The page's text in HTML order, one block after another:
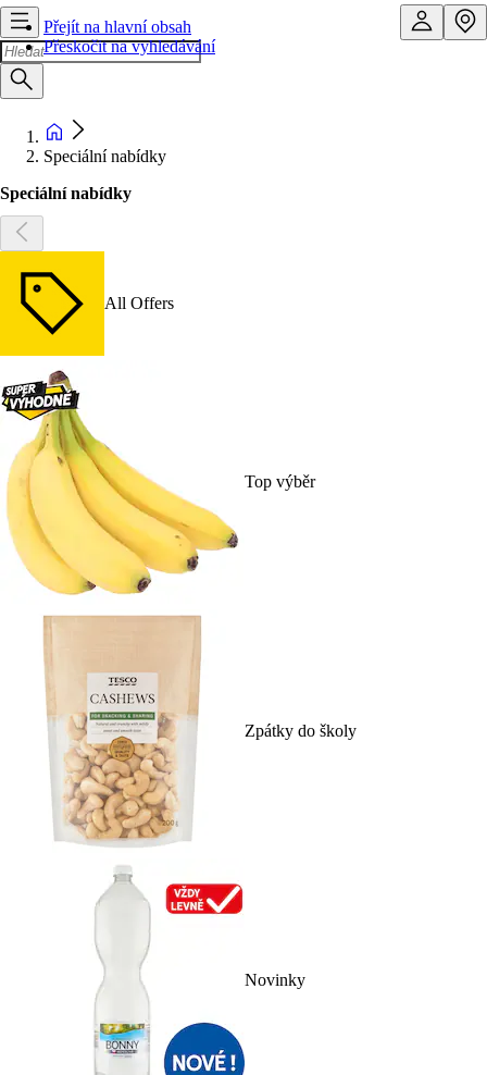
Přejít na hlavní obsah
Přeskočit na vyhledávání
Speciální nabídky
Speciální nabídky
All Offers
Top výběr
Zpátky do školy
Novinky